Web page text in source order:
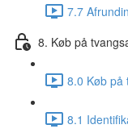
7.7
8. Køb på
8.0 Køb på
8.1